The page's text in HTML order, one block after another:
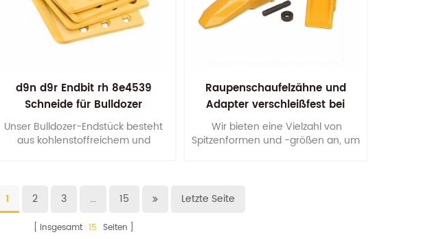
d9n d9r Endbit rh 8e4539
Schneide für Bulldozer
Unser Bulldozer-Endstück besteht
aus kohlenstoffreichem und
Raupenschaufelzähne und
Adapter verschleißfest bei
hoher Zähigkeit
Wir bieten eine Vielzahl von
Spitzenformen und -größen an, um
1 2 3 ... 15 Letzte Seite
insgesamt 15 Seiten